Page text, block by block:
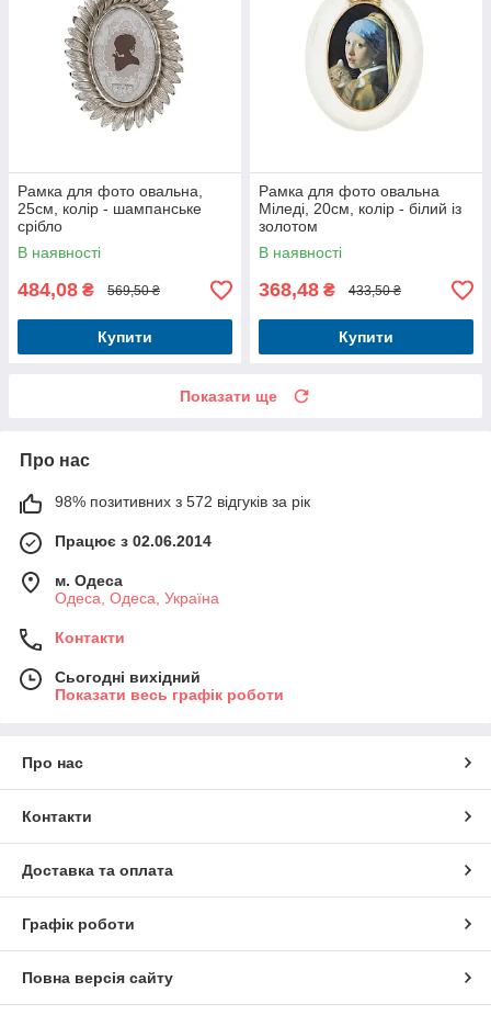
Рамка для фото овальна,
25см, колір - шампанське
срібло
В наявності
484,08 ₴ 569,50 ₴
Купити
Рамка для фото овальна
Міледі, 20см, колір - білий із
золотом
В наявності
368,48 ₴ 433,50 ₴
Купити
Показати ще
Про нас
98% позитивних з 572 відгуків за рік
Працює з 02.06.2014
м. Одеса
Одеса, Одеса, Україна
Контакти
Сьогодні вихідний
Показати весь графік роботи
Про нас
Контакти
Доставка та оплата
Графік роботи
Повна версія сайту